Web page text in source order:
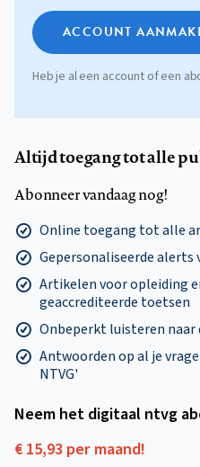
ACCOUNT
Heb je al een account of een
Altijd toegang tot alle
Abonneer vandaag nog!
Online toegang tot alle
Gepersonaliseerde alerts
Artikelen voor opleiding
geaccrediteerde toetsen
Onbeperkt luisteren naar
Antwoorden op al je
NTVG'
Neem het digitaal ntvg
€ 15,93 per maand!